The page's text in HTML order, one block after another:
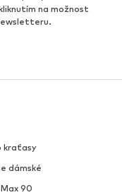
na možnost
kraťasy
dámské
90